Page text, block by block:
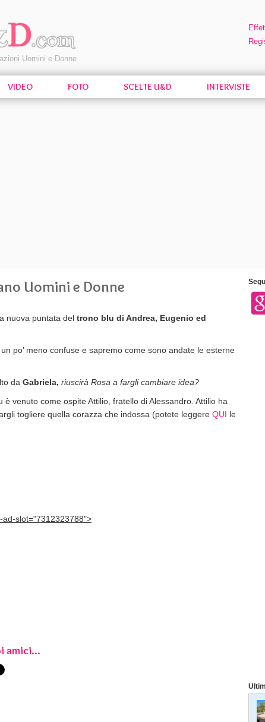
Uomini e Donne
VIDEO FOTO SCELTE U&D INTERVISTE
Uomini e Donne
nuova puntata del trono blu di Andrea, Eugenio ed
po’ meno confuse e sapremo come sono andate le esterne
da Gabriela, riuscirà Rosa a fargli cambiare idea?
venuto come ospite Attilio, fratello di Alessandro. Attilio ha
togliere quella corazza che indossa (potete leggere QUI le
ad-slot="7312323788">
amici...